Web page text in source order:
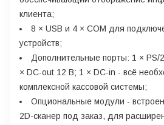
клиента;
8 × USB и 4 × COM для
устройств;
Дополнительные порты: 1 × PS/
× DC-out 12 В; 1 × DC-in - всё
комплексной кассовой системы;
Опциональные модули -
2D-сканер под заказ, для